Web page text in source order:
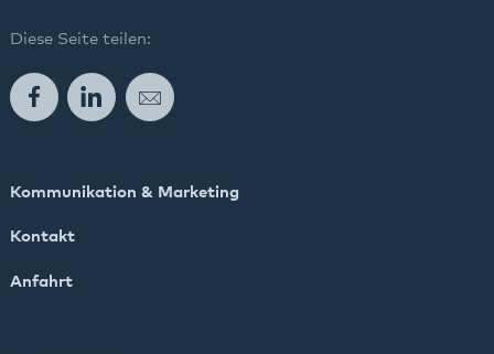
Diese Seite teilen:
FacebookLinkedInE-Mail
Kommunikation & Marketing
Kontakt
Anfahrt